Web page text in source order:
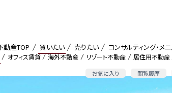
オフィス賃貸 海外不動産 リゾート不動産 居住用不動産
お気に入り 閲覧履歴
動産TOP 買いたい 売りたい コンサルティング・メ